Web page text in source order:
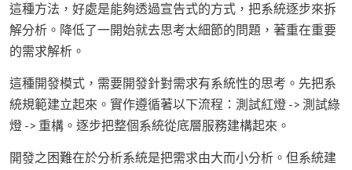
這種方法，好處是能夠透過宣告式的方式，把系統逐步來拆
解分析。降低了一開始就去思考太細節的問題，著重在重要
的需求解析。
這種開發模式，需要開發針對需求有系統性的思考。先把系
統規範建立起來。實作遵循著以下流程：測試紅燈 -> 測試綠
燈 -> 重構。逐步把整個系統從底層服務建構起來。
開發之困難在於分析系統是把需求由大而小分析。但系統建